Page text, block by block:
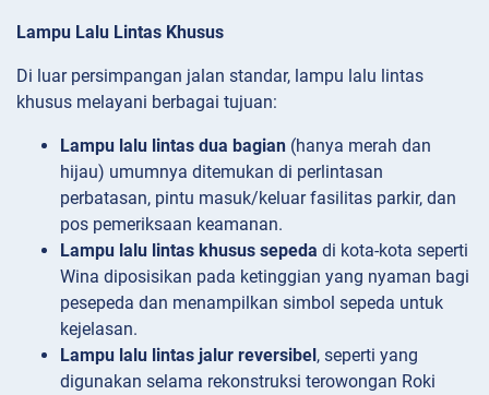
Lampu Lalu Lintas Khusus
Di luar persimpangan jalan standar, lampu lalu lintas
khusus melayani berbagai tujuan:
Lampu lalu lintas dua bagian (hanya merah dan
hijau) umumnya ditemukan di perlintasan
perbatasan, pintu masuk/keluar fasilitas parkir, dan
pos pemeriksaan keamanan.
Lampu lalu lintas khusus sepeda di kota-kota seperti
Wina diposisikan pada ketinggian yang nyaman bagi
pesepeda dan menampilkan simbol sepeda untuk
kejelasan.
Lampu lalu lintas jalur reversibel, seperti yang
digunakan selama rekonstruksi terowongan Roki